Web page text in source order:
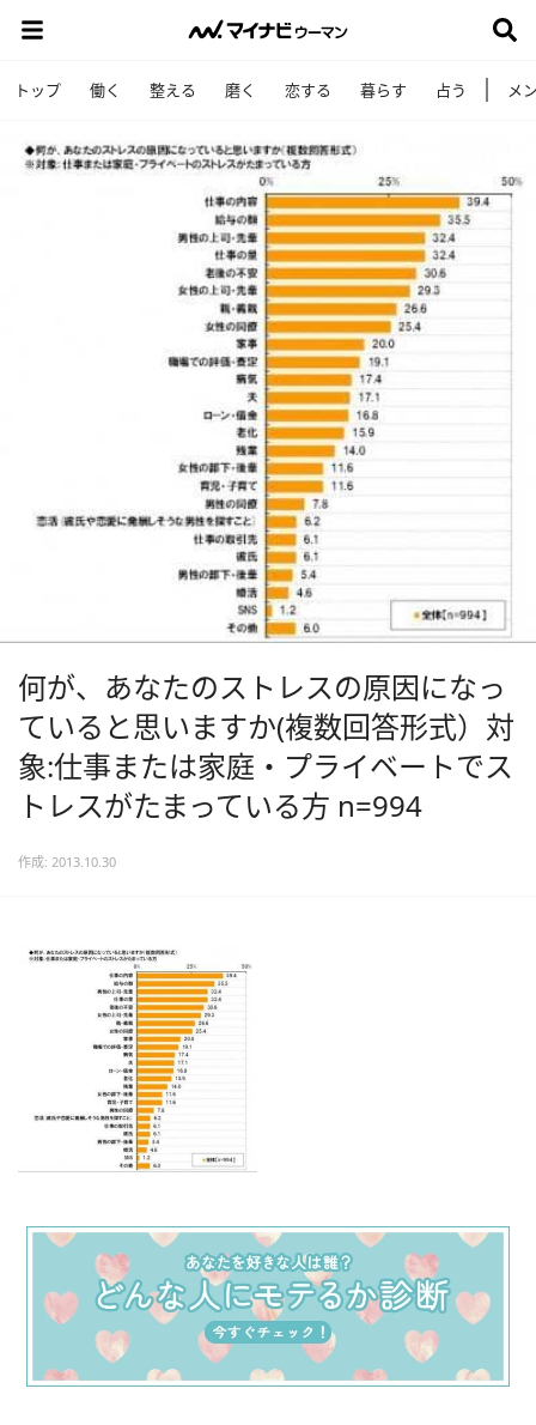
トップ 働く 整える 磨く 恋する 暮らす 占う メ
何が、あなたのストレスの原因になっ
ていると思いますか(複数回答形式）対
象:仕事または家庭・プライベートでス
トレスがたまっている方 n=994
作成: 2013.10.30